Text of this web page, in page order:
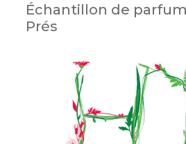
Échantillon de
Prés